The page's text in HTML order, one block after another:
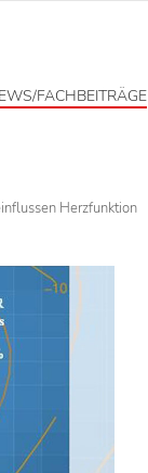
FACHBEITRÄGE
Herzfunktion